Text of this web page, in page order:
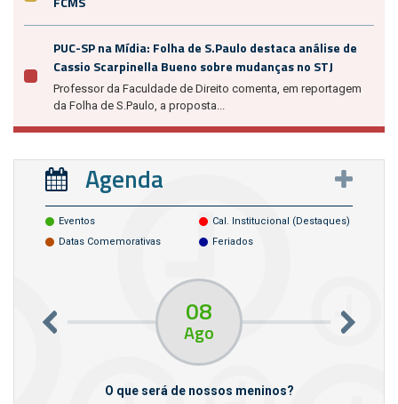
PUC-SP na Mídia: Folha de S.Paulo destaca análise de
Cassio Scarpinella Bueno sobre mudanças no STJ
Professor da Faculdade de Direito comenta, em reportagem
da Folha de S.Paulo, a proposta...
Agenda
Eventos
Cal. Institucional (destaques)
Datas Comemorativas
Feriados
08
Ago
O que será de nossos meninos?